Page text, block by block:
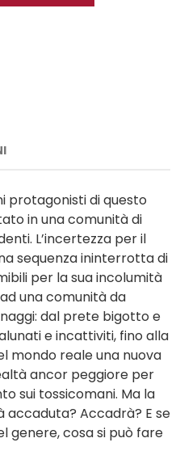
protagonisti di questo
in una comunità di
L’incertezza per il
sequenza ininterrotta di
per la sua incolumità
una comunità da
dal prete bigotto e
e incattiviti, fino alla
mondo reale una nuova
ancor peggiore per
sui tossicomani. Ma la
accaduta? Accadrà? E se
genere, cosa si può fare